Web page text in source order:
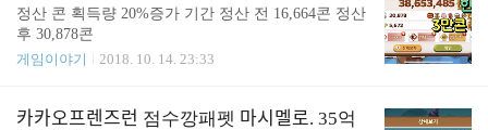
정산 콘 획득량 20%증가 기간 정산 전 16,664콘 정산
후 30,878콘
게임이야기
2018. 10. 14. 23:33
카카오프렌즈런 점수깡패펫 마시멜로. 35억